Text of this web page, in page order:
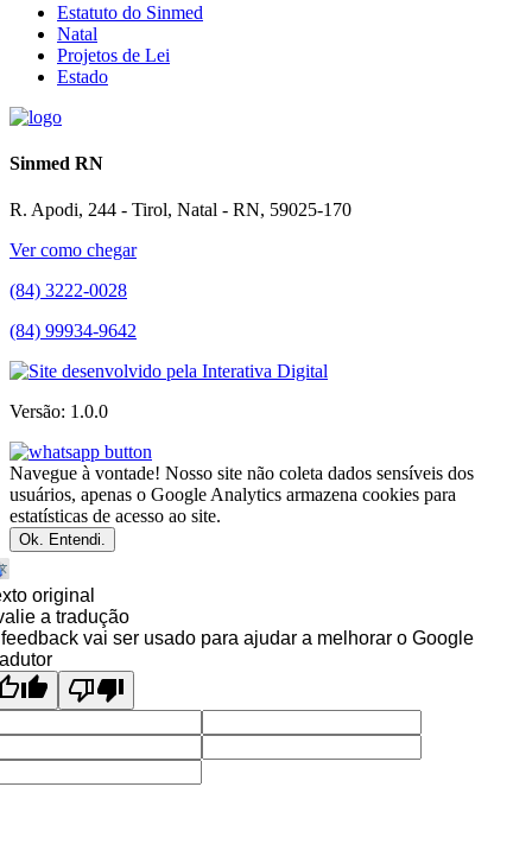
Estatuto do Sinmed
Natal
Projetos de Lei
Estado
Sinmed RN
R. Apodi, 244 - Tirol, Natal - RN, 59025-170
Ver como chegar
(84) 3222-0028
(84) 99934-9642
Versão: 1.0.0
Navegue à vontade! Nosso site não coleta dados sensíveis dos
usuários, apenas o Google Analytics armazena cookies para
estatísticas de acesso ao site.
Ok. Entendi.
original
a tradução
vai ser usado para ajudar a melhorar o Google